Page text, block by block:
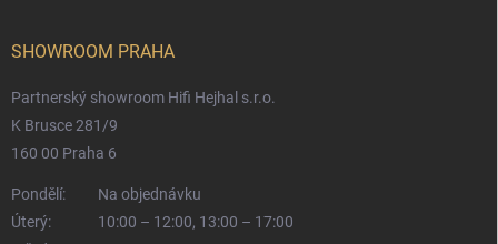
SHOWROOM PRAHA
Partnerský showroom Hifi Hejhal s.r.o.
K Brusce 281/9
160 00 Praha 6
Pondělí:
Na objednávku
Úterý:
10:00 – 12:00, 13:00 – 17:00